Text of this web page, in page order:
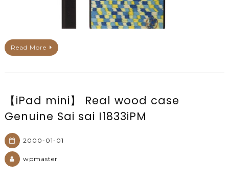
Read More
【iPad mini】 Real wood case
Genuine Sai sai I1833iPM
2000-01-01
wpmaster